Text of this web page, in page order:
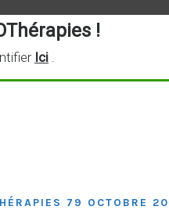
!
Ici .
79 OCTOBRE